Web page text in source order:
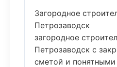
Загородное
Петрозаводск
загородное
Петрозаводск с
сметой и